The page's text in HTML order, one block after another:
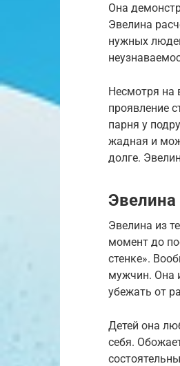
Она
Эвелина
нужных
Несмотря на
проявление
парня у
жадная и
долге.
Эвелина из
момент до
стенке».
мужчин. Она
убежать от
Детей она
себя.